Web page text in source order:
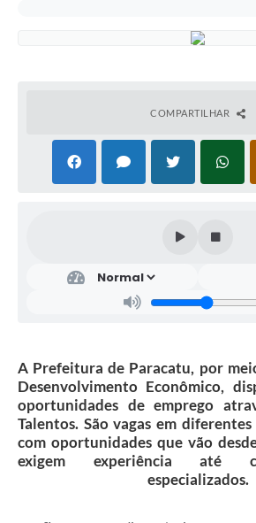
COMPARTILHAR
A Prefeitura de Paracatu, por
Desenvolvimento Econômico,
oportunidades de emprego
Talentos. São vagas em
com oportunidades que vão
exigem experiência até
especializados.